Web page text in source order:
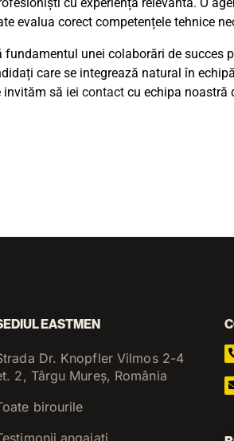
evalua corect competențele tehnice
unei colaborări de succes
care se integrează natural în
invităm să iei contact cu echipa noastră
EASTMEN
Dr. Knopfler Vilmos 2-4
2, Târgu Mureș, România
birourile
angajați